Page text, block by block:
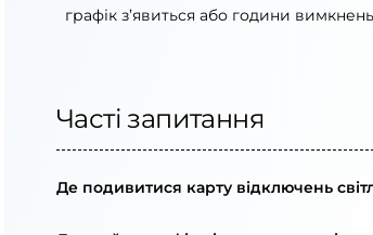
графік з’явиться або години
Часті запитання
Де подивитися карту відключень